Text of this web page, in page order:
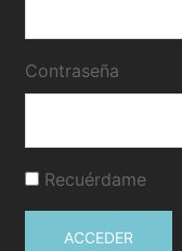
Contraseña
Recuérdame
ACCEDER